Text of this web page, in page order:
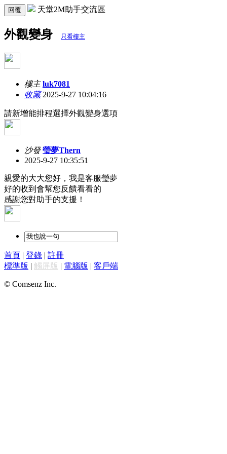
回覆 天堂2M助手交流區
外觀變身 只看樓主
樓主 luk7081
收藏2025-9-27 10:04:16
請新增能排程選擇外觀變身選項
沙發 瑩夢Thern
2025-9-27 10:35:51
親愛的大大您好，我是客服瑩夢
好的收到會幫您反饋看看的
感謝您對助手的支援！
首頁 | 登錄 | 註冊
標準版 | 觸屏版 | 電腦版 | 客戶端
© Comsenz Inc.